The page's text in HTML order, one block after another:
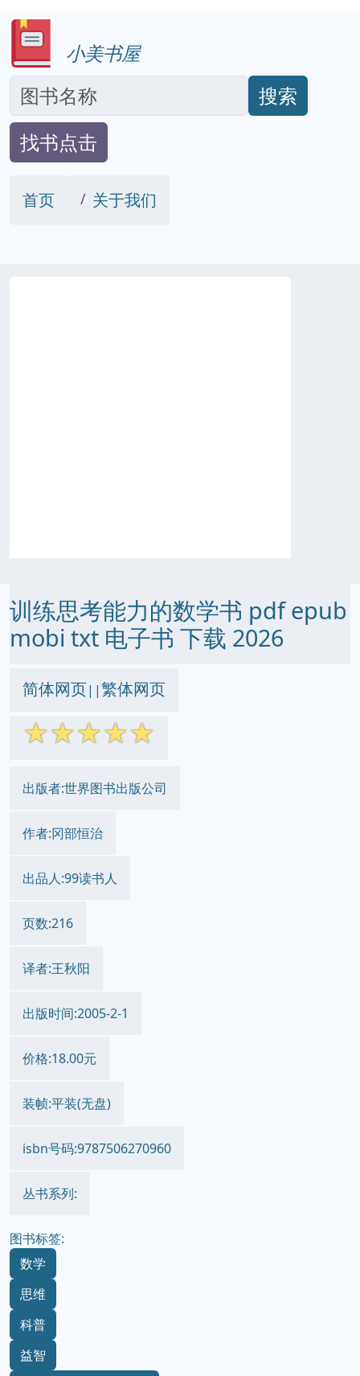
小美书屋
搜索
找书点击
首页 关于我们
训练思考能力的数学书 pdf epub
mobi txt 电子书 下载 2026
简体网页||繁体网页
☆☆☆☆☆
出版者:世界图书出版公司
作者:冈部恒治
出品人:99读书人
页数:216
译者:王秋阳
出版时间:2005-2-1
价格:18.00元
装帧:平装(无盘)
isbn号码:9787506270960
丛书系列:
图书标签:
数学
思维
科普
益智